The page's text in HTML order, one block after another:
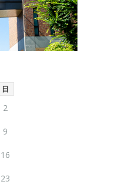
日
2
9
16
23